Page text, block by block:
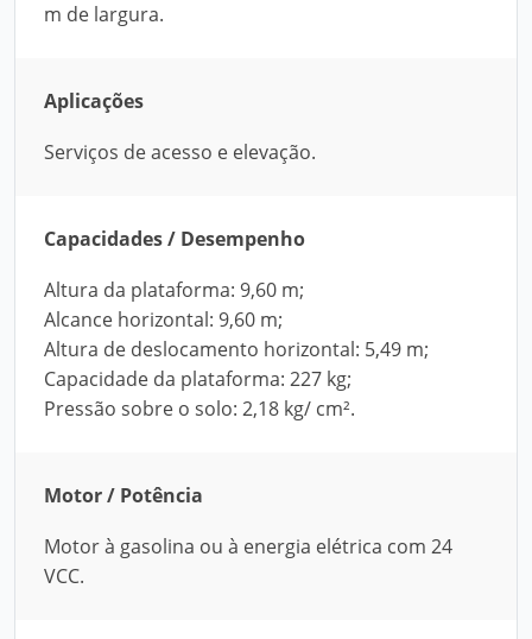
m de largura.
Aplicações
Serviços de acesso e elevação.
Capacidades / Desempenho
Altura da plataforma: 9,60 m;
Alcance horizontal: 9,60 m;
Altura de deslocamento horizontal: 5,49 m;
Capacidade da plataforma: 227 kg;
Pressão sobre o solo: 2,18 kg/ cm².
Motor / Potência
Motor à gasolina ou à energia elétrica com 24
VCC.